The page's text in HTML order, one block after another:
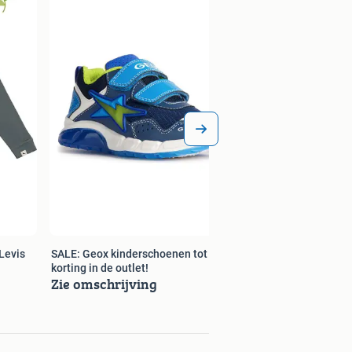
SALE: Geox kinderschoenen tot 70%
korting in de outlet!
Zie omschrijving